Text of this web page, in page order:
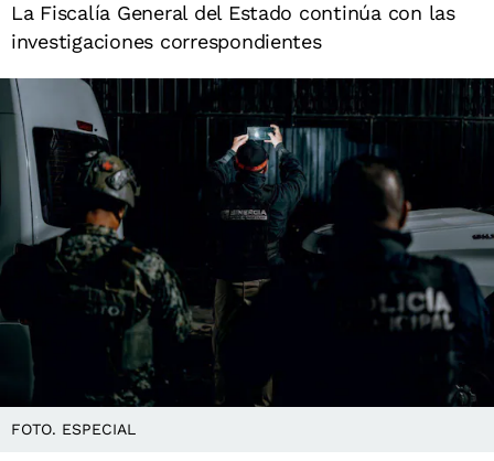
La Fiscalía General del Estado continúa con las
investigaciones correspondientes
FOTO. ESPECIAL